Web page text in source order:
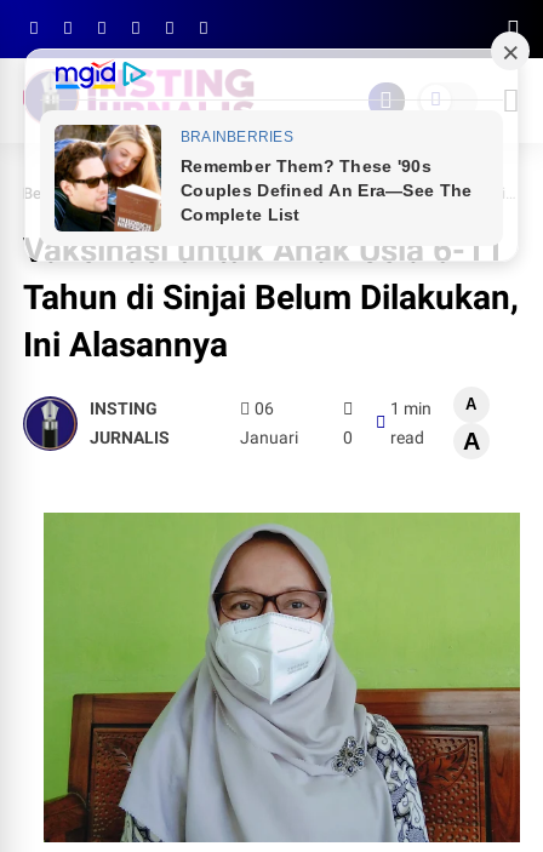
Beranda PEMDA SINJAI Vaksinasi untuk Anak Usia 6-11 Tahun di Sinjai Belum Dilakukan, Ini Alasannya
Vaksinasi untuk Anak Usia 6-11
Tahun di Sinjai Belum Dilakukan,
Ini Alasannya
INSTING
JURNALIS
06
Januari
0
1 min
read
A
A